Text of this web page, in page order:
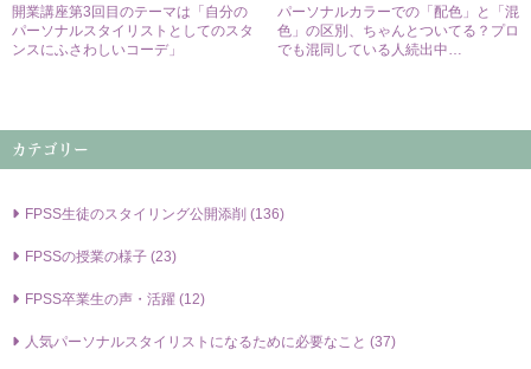
開業講座第3回目のテーマは「自分の
パーソナルスタイリストとしてのスタ
ンスにふさわしいコーデ」
パーソナルカラーでの「配色」と「混
色」の区別、ちゃんとついてる？プロ
でも混同している人続出中…
カテゴリー
FPSS⽣徒のスタイリング公開添削 (136)
FPSSの授業の様⼦ (23)
FPSS卒業⽣の声・活躍 (12)
⼈気パーソナルスタイリストになるために必要なこと (37)